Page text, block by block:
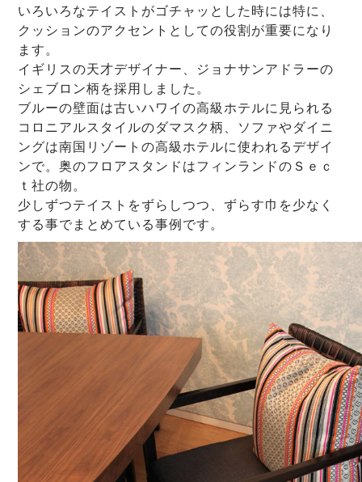
いろいろなテイストがゴチャッとした時には特に、
クッションのアクセントとしての役割が重要になり
ます。
イギリスの天才デザイナー、ジョナサンアドラーの
シェブロン柄を採用しました。
ブルーの壁面は古いハワイの高級ホテルに見られる
コロニアルスタイルのダマスク柄、ソファやダイニ
ングは南国リゾートの高級ホテルに使われるデザイ
ンで。奥のフロアスタンドはフィンランドのＳｅｃ
ｔ社の物。
少しずつテイストをずらしつつ、ずらす巾を少なく
する事でまとめている事例です。